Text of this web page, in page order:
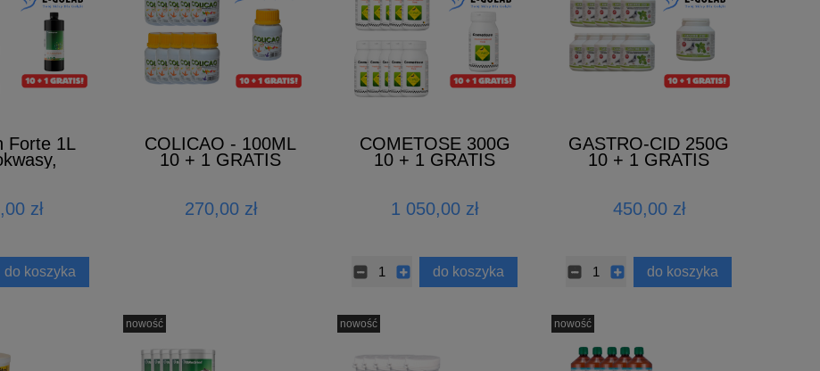
Forte 1L
zł
do koszyka
COLICAO - 100ML
10 + 1 GRATIS
270,00 zł
COMETOSE 300G
10 + 1 GRATIS
1 050,00 zł
do koszyka
GASTRO-CID 250G
10 + 1 GRATIS
450,00 zł
do koszyka
nowość nowość nowość